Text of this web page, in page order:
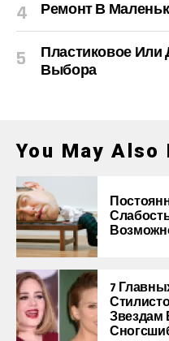
Ремонт В
Пластиковое Или
Выбора
You May Also
7
Звездам